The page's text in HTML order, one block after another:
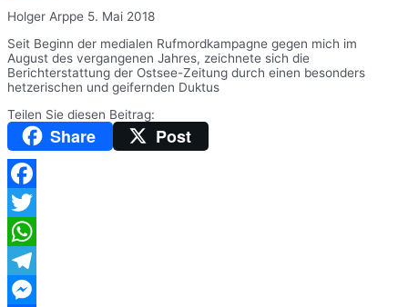
Holger Arppe 5. Mai 2018
Seit Beginn der medialen Rufmordkampagne gegen mich im
August des vergangenen Jahres, zeichnete sich die
Berichterstattung der Ostsee-Zeitung durch einen besonders
hetzerischen und geifernden Duktus
Teilen Sie diesen Beitrag:
Share Post
Facebook
Twitter
WhatsApp
Telegram